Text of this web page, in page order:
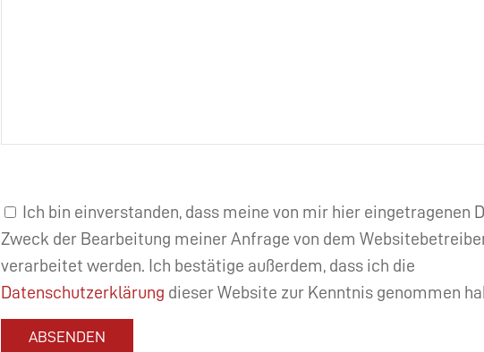
Ich bin einverstanden, dass meine von mir hier eingetragenen
Zweck der Bearbeitung meiner Anfrage von dem
verarbeitet werden. Ich bestätige außerdem, dass ich die
Datenschutzerklärung dieser Website zur Kenntnis genommen
ABSENDEN